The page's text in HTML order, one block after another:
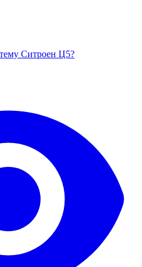
Ситроен Ц5?